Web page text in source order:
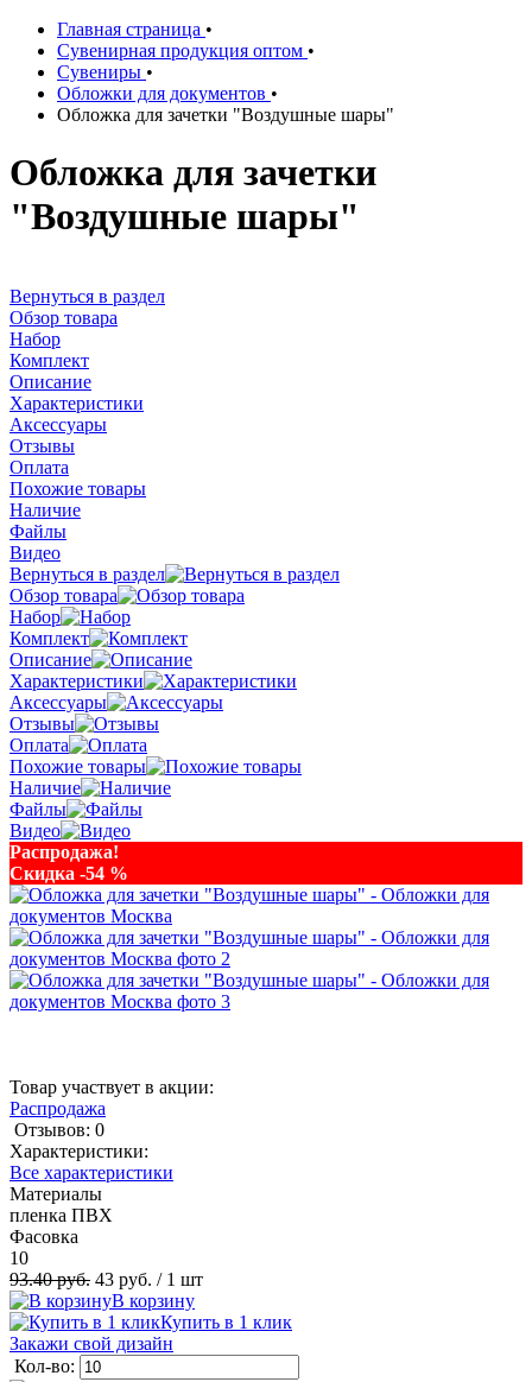
Главная страница •
Сувенирная продукция оптом •
Сувениры •
Обложки для документов •
Обложка для зачетки "Воздушные шары"
Обложка для зачетки
"Воздушные шары"
Вернуться в раздел
Обзор товара
Набор
Комплект
Описание
Характеристики
Аксессуары
Отзывы
Оплата
Похожие товары
Наличие
Файлы
Видео
Вернуться в раздел
Обзор товара
Набор
Комплект
Описание
Характеристики
Аксессуары
Отзывы
Оплата
Похожие товары
Наличие
Файлы
Видео
Распродажа!
Скидка -54 %
Товар участвует в акции:
Распродажа
Отзывов: 0
Характеристики:
Все характеристики
Материалы
пленка ПВХ
Фасовка
10
93.40 руб. 43 руб. / 1 шт
В корзину
Купить в 1 клик
Закажи свой дизайн
Кол-во: